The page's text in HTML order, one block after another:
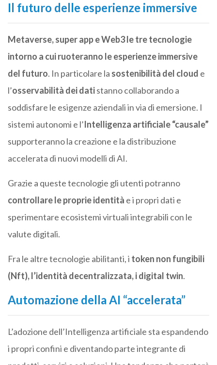
Il futuro delle esperienze immersive
Metaverse, super app e Web3 le tre tecnologie
intorno a cui ruoteranno le esperienze immersive
del futuro. In particolare la sostenibilità del cloud e
l’osservabilità dei datistanno collaborando a
soddisfare le esigenze aziendali in via di emersione. I
sistemi autonomi e l’Intelligenza artificiale “causale”
supporteranno la creazione e la distribuzione
accelerata di nuovi modelli di AI.
Grazie a queste tecnologie gli utenti potranno
controllare le proprie identità e i propri dati e
sperimentare ecosistemi virtuali integrabili con le
valute digitali.
Fra le altre tecnologie abilitanti, i token non fungibili
(Nft), l’identità decentralizzata, i digital twin.
Automazione della AI “accelerata”
L’adozione dell’Intelligenza artificiale sta espandendo
i propri confini e diventando parte integrante di